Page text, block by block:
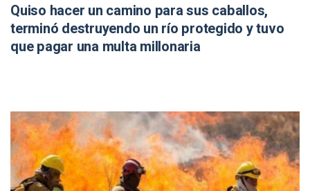
Quiso hacer un camino para sus caballos,
terminó destruyendo un río protegido y tuvo
que pagar una multa millonaria